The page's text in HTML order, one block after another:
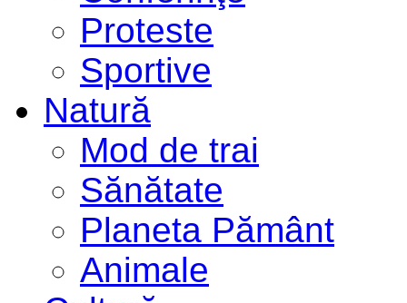
Proteste
Sportive
Natură
Mod de trai
Sănătate
Planeta Pământ
Animale